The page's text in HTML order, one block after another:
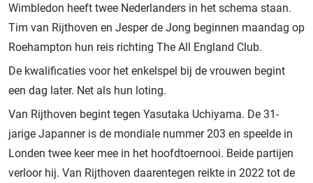
Wimbledon heeft twee Nederlanders in het schema staan.
Tim van Rijthoven en Jesper de Jong beginnen maandag op
Roehampton hun reis richting The All England Club.
De kwalificaties voor het enkelspel bij de vrouwen begint
een dag later. Net als hun loting.
Van Rijthoven begint tegen Yasutaka Uchiyama. De 31-
jarige Japanner is de mondiale nummer 203 en speelde in
Londen twee keer mee in het hoofdtoernooi. Beide partijen
verloor hij. Van Rijthoven daarentegen reikte in 2022 tot de